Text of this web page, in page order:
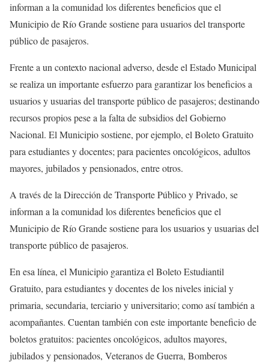
informan a la comunidad los diferentes beneficios que el
Municipio de Río Grande sostiene para usuarios del transporte
público de pasajeros.
Frente a un contexto nacional adverso, desde el Estado Municipal
se realiza un importante esfuerzo para garantizar los beneficios a
usuarios y usuarias del transporte público de pasajeros; destinando
recursos propios pese a la falta de subsidios del Gobierno
Nacional. El Municipio sostiene, por ejemplo, el Boleto Gratuito
para estudiantes y docentes; para pacientes oncológicos, adultos
mayores, jubilados y pensionados, entre otros.
A través de la Dirección de Transporte Público y Privado, se
informan a la comunidad los diferentes beneficios que el
Municipio de Río Grande sostiene para los usuarios y usuarias del
transporte público de pasajeros.
En esa línea, el Municipio garantiza el Boleto Estudiantil
Gratuito, para estudiantes y docentes de los niveles inicial y
primaria, secundaria, terciario y universitario; como así también a
acompañantes. Cuentan también con este importante beneficio de
boletos gratuitos: pacientes oncológicos, adultos mayores,
jubilados y pensionados, Veteranos de Guerra, Bomberos